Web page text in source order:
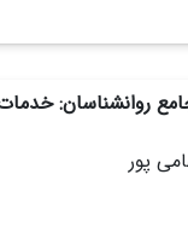
روانشناسان:
پور